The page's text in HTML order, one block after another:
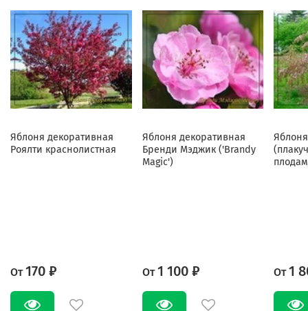
Яблоня декоративная
Роялти краснолистная
От 170 ₽
Яблоня декоративная
Бренди Мэджик ('Brandy
Magic')
От 1 100 ₽ От 1